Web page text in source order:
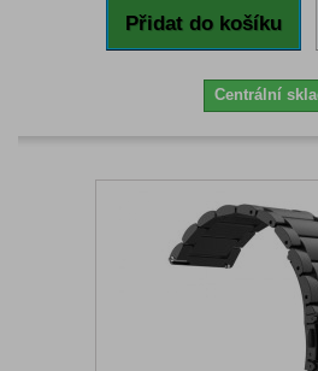
Přidat do košíku
Centrální